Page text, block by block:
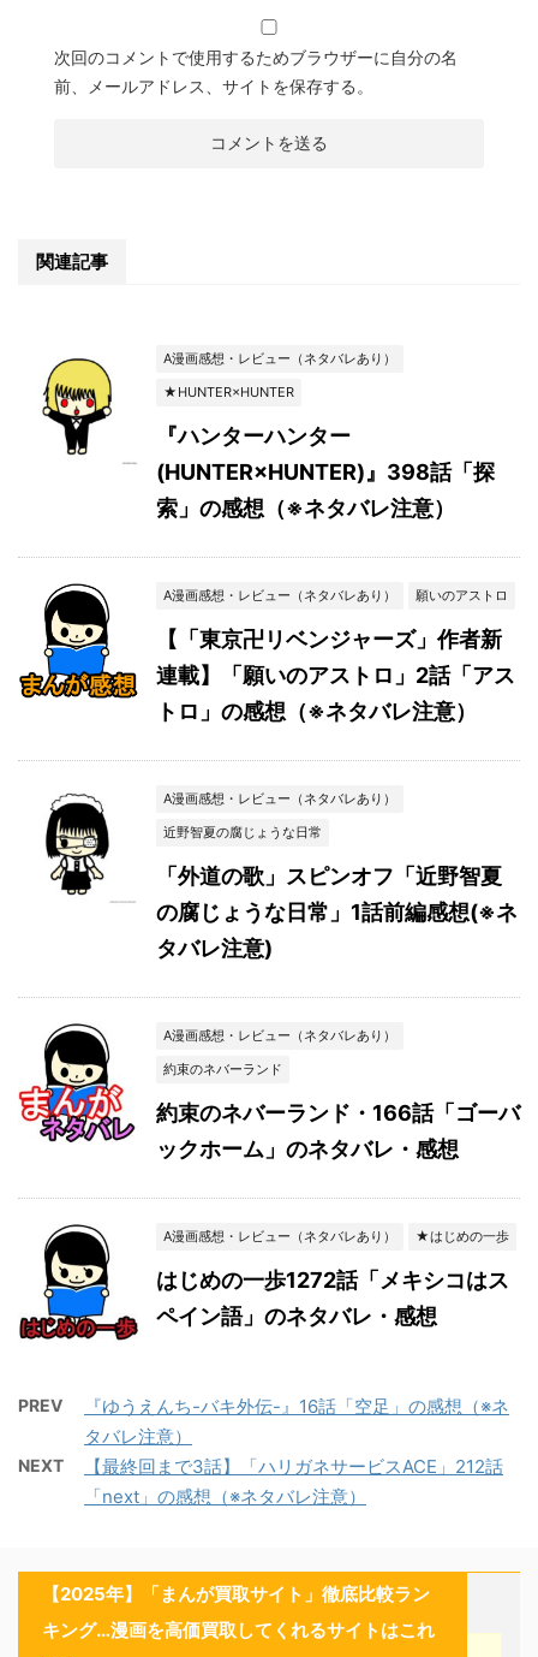
次回のコメントで使用するためブラウザーに自分の名
前、メールアドレス、サイトを保存する。
関連記事
A漫画感想・レビュー（ネタバレあり）
★HUNTER×HUNTER
『ハンターハンター
(HUNTER×HUNTER)』398話「探
索」の感想（※ネタバレ注意）
A漫画感想・レビュー（ネタバレあり） 願いのアストロ
【「東京卍リベンジャーズ」作者新
連載】「願いのアストロ」2話「アス
トロ」の感想（※ネタバレ注意）
A漫画感想・レビュー（ネタバレあり）
近野智夏の腐じょうな日常
「外道の歌」スピンオフ「近野智夏
の腐じょうな日常」1話前編感想(※ネ
タバレ注意)
A漫画感想・レビュー（ネタバレあり）
約束のネバーランド
約束のネバーランド・166話「ゴーバ
ックホーム」のネタバレ・感想
A漫画感想・レビュー（ネタバレあり） ★はじめの一歩
はじめの一歩1272話「メキシコはス
ペイン語」のネタバレ・感想
PREV
『ゆうえんち-バキ外伝-』16話「空足」の感想（※ネ
タバレ注意）
NEXT
【最終回まで3話】「ハリガネサービスACE」212話
「next」の感想（※ネタバレ注意）
【2025年】「まんが買取サイト」徹底比較ラン
キング…漫画を高価買取してくれるサイトはこれ